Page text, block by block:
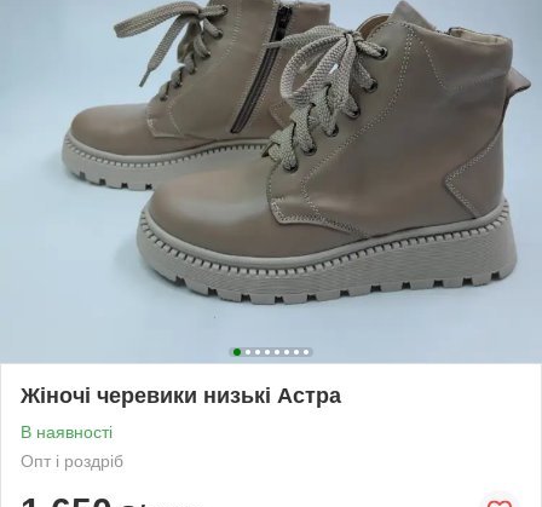
Жіночі черевики низькі Астра
В наявності
Опт і роздріб